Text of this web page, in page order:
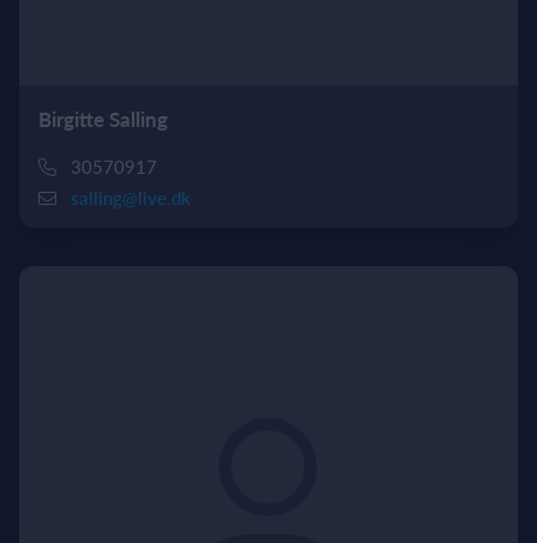
Birgitte Salling
30570917
salling@live.dk